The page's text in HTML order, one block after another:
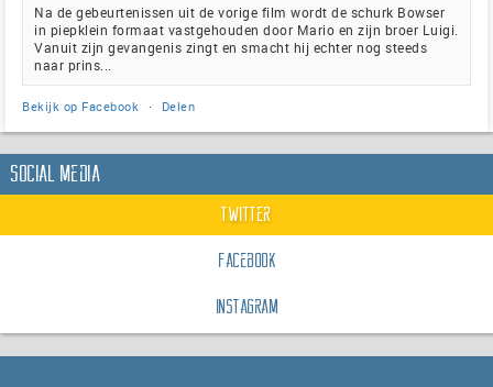
Na de gebeurtenissen uit de vorige film wordt de schurk Bowser
in piepklein formaat vastgehouden door Mario en zijn broer Luigi.
Vanuit zijn gevangenis zingt en smacht hij echter nog steeds
naar prins...
Bekijk op Facebook · Delen
Social Media
Twitter
Facebook
Instagram